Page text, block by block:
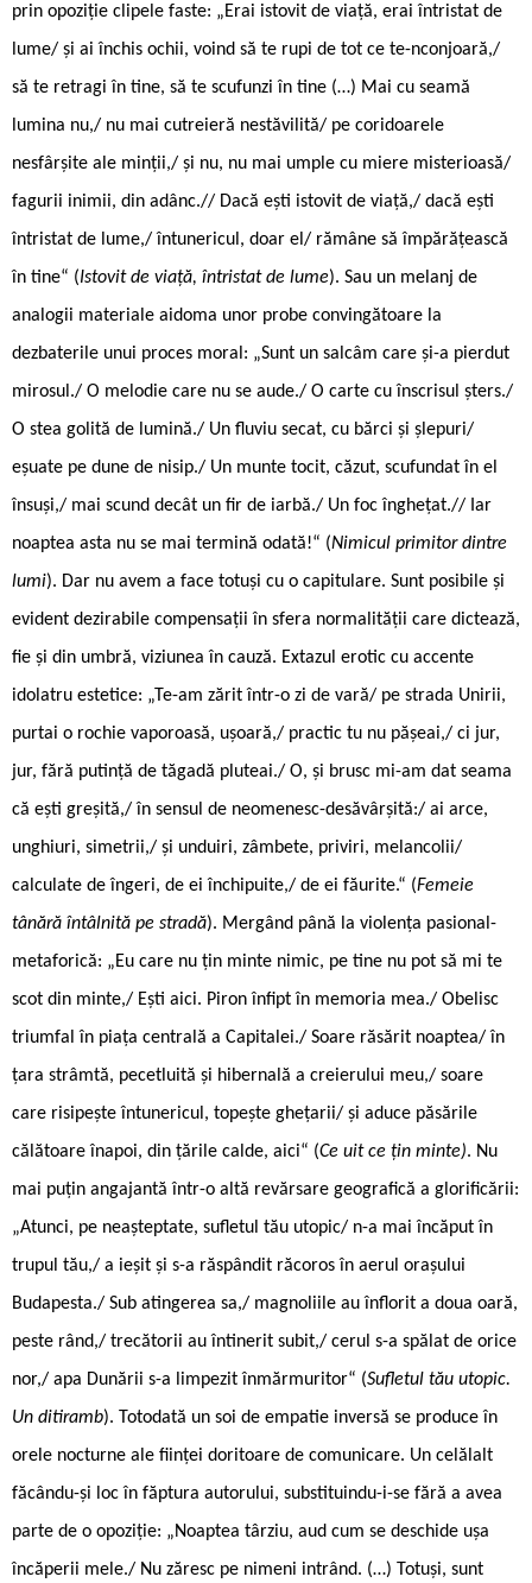
prin opoziție clipele faste: „Erai istovit de viață, erai întristat de
lume/ și ai închis ochii, voind să te rupi de tot ce te-nconjoară,/
să te retragi în tine, să te scufunzi în tine (…) Mai cu seamă
lumina nu,/ nu mai cutreieră nestăvilită/ pe coridoarele
nesfârșite ale minții,/ și nu, nu mai umple cu miere misterioasă/
fagurii inimii, din adânc.// Dacă ești istovit de viață,/ dacă ești
întristat de lume,/ întunericul, doar el/ rămâne să împărățească
în tine“ (Istovit de viață, întristat de lume). Sau un melanj de
analogii materiale aidoma unor probe convingătoare la
dezbaterile unui proces moral: „Sunt un salcâm care și-a pierdut
mirosul./ O melodie care nu se aude./ O carte cu înscrisul șters./
O stea golită de lumină./ Un fluviu secat, cu bărci și șlepuri/
eșuate pe dune de nisip./ Un munte tocit, căzut, scufundat în el
însuși,/ mai scund decât un fir de iarbă./ Un foc înghețat.// Iar
noaptea asta nu se mai termină odată!“ (Nimicul primitor dintre
lumi). Dar nu avem a face totuși cu o capitulare. Sunt posibile și
evident dezirabile compensații în sfera normalității care dictează,
fie și din umbră, viziunea în cauză. Extazul erotic cu accente
idolatru estetice: „Te-am zărit într-o zi de vară/ pe strada Unirii,
purtai o rochie vaporoasă, ușoară,/ practic tu nu pășeai,/ ci jur,
jur, fără putință de tăgadă pluteai./ O, și brusc mi-am dat seama
că ești greșită,/ în sensul de neomenesc-desăvârșită:/ ai arce,
unghiuri, simetrii,/ și unduiri, zâmbete, priviri, melancolii/
calculate de îngeri, de ei închipuite,/ de ei făurite.“ (Femeie
tânără întâlnită pe stradă). Mergând până la violența pasional-
metaforică: „Eu care nu țin minte nimic, pe tine nu pot să mi te
scot din minte,/ Ești aici. Piron înfipt în memoria mea./ Obelisc
triumfal în piața centrală a Capitalei./ Soare răsărit noaptea/ în
țara strâmtă, pecetluită și hibernală a creierului meu,/ soare
care risipește întunericul, topește ghețarii/ și aduce păsările
călătoare înapoi, din țările calde, aici“ (Ce uit ce țin minte). Nu
mai puțin angajantă într-o altă revărsare geografică a glorificării:
„Atunci, pe neașteptate, sufletul tău utopic/ n-a mai încăput în
trupul tău,/ a ieșit și s-a răspândit răcoros în aerul orașului
Budapesta./ Sub atingerea sa,/ magnoliile au înflorit a doua oară,
peste rând,/ trecătorii au întinerit subit,/ cerul s-a spălat de orice
nor,/ apa Dunării s-a limpezit înmărmuritor“ (Sufletul tău utopic.
Un ditiramb). Totodată un soi de empatie inversă se produce în
orele nocturne ale ființei doritoare de comunicare. Un celălalt
făcându-și loc în făptura autorului, substituindu-i-se fără a avea
parte de o opoziție: „Noaptea târziu, aud cum se deschide ușa
încăperii mele./ Nu zăresc pe nimeni intrând. (…) Totuși, sunt